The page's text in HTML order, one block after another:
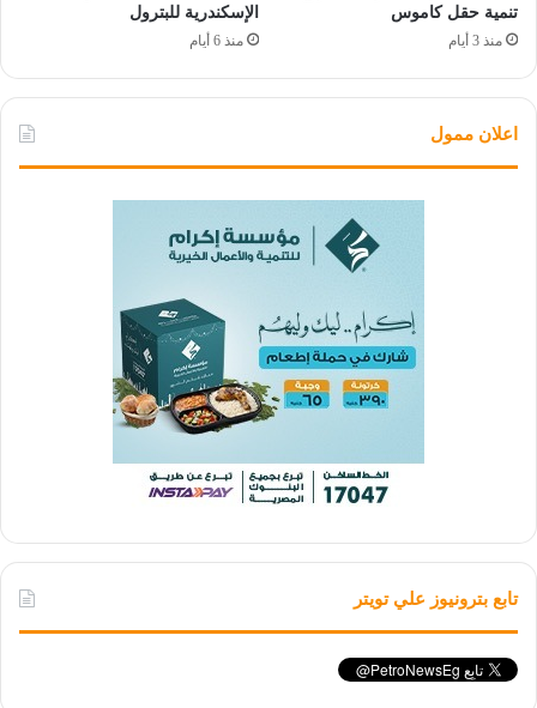
تنمية حقل كاموس
منذ 3 أيام
الإسكندرية للبترول
منذ 6 أيام
اعلان ممول
تابع بترونيوز علي تويتر